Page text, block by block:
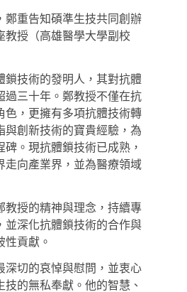
鄭重告知碩準生技共同創辦
教授（高雄醫學大學副校
鎖技術的發明人，其對抗體
過三十年。鄭教授不僅在抗
色，更擁有多項抗體技術轉
與創新技術的寶貴經驗，為
。現抗體鎖技術已成熟，
走向產業界，並為醫療領域
教授的精神與理念，持續專
並深化抗體鎖技術的合作與
性貢獻。
深切的哀悼與慰問，並衷心
的無私奉獻。他的智慧、